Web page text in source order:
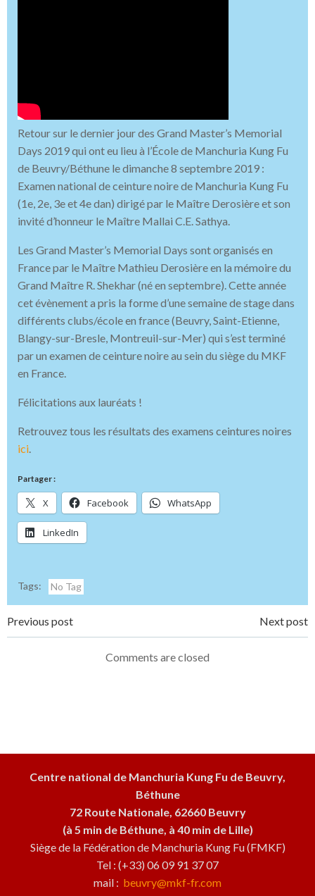
Retour sur le dernier jour des Grand Master’s Memorial
Days 2019 qui ont eu lieu à l’École de Manchuria Kung Fu
de Beuvry/Béthune le dimanche 8 septembre 2019 :
Examen national de ceinture noire de Manchuria Kung Fu
(1e, 2e, 3e et 4e dan) dirigé par le Maître Derosière et son
invité d’honneur le Maître Mallai C.E. Sathya.
Les Grand Master’s Memorial Days sont organisés en
France par le Maître Mathieu Derosière en la mémoire du
Grand Maître R. Shekhar (né en septembre). Cette année
cet évènement a pris la forme d’une semaine de stage dans
différents clubs/école en france (Beuvry, Saint-Etienne,
Blangy-sur-Bresle, Montreuil-sur-Mer) qui s’est terminé
par un examen de ceinture noire au sein du siège du MKF
en France.
Félicitations aux lauréats !
Retrouvez tous les résultats des examens ceintures noires
ici.
Partager :
X Facebook WhatsApp
LinkedIn
Tags: No Tag
Navigation
Previous post
Navigation
de
Next post
Comments are closed
Centre national de Manchuria Kung Fu de Beuvry,
Béthune
72 Route Nationale, 62660 Beuvry
(à 5 min de Béthune, à 40 min de Lille)
Siège de la Fédération de Manchuria Kung Fu (FMKF)
Tel : (+33) 06 09 91 37 07
mail : beuvry@mkf-fr.com